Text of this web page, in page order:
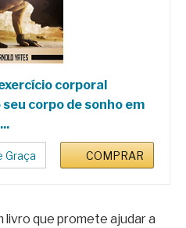
corporal
corpo de sonho em
Graça COMPRAR
livro que promete ajudar a